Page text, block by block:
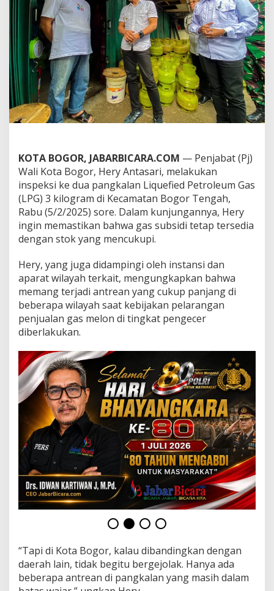
k
t
e
r
s
e
d
a
n
G
a
s
3
K
d
D
u
a
a
n
a
l
a
n
KOTA BOGOR, JABARBICARA.COM — Penjabat (Pj)
Wali Kota Bogor, Hery Antasari, melakukan
inspeksi ke dua pangkalan Liquefied Petroleum Gas
(LPG) 3 kilogram di Kecamatan Bogor Tengah,
Rabu (5/2/2025) sore. Dalam kunjungannya, Hery
ingin memastikan bahwa gas subsidi tetap tersedia
dengan stok yang mencukupi.
Hery, yang juga didampingi oleh instansi dan
aparat wilayah terkait, mengungkapkan bahwa
memang terjadi antrean yang cukup panjang di
beberapa wilayah saat kebijakan pelarangan
penjualan gas melon di tingkat pengecer
diberlakukan.
“Tapi di Kota Bogor, kalau dibandingkan dengan
daerah lain, tidak begitu bergejolak. Hanya ada
beberapa antrean di pangkalan yang masih dalam